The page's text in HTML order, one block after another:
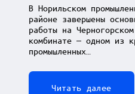
В Норильском
районе завершены
работы на
комбинате — одном из
промышленных…
Читать далее